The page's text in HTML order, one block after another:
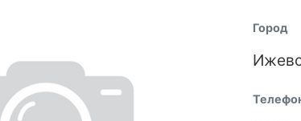
Город